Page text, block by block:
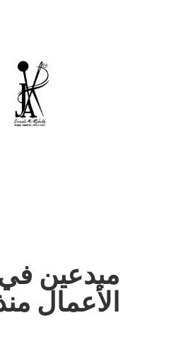
مبدعين
الأعمال منذ